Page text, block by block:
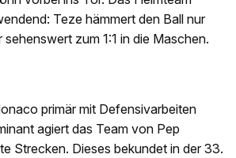
Teze hämmert den Ball nur
zum 1:1 in die Maschen.
primär mit Defensivarbeiten
agiert das Team von Pep
Strecken. Dieses bekundet in der 33.